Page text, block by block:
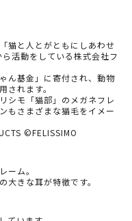
猫と人とがともにしあわせ
活動をしている株式会社フ
ん基金」に寄付され、動物
されます。
シモ「猫部」のメガネフレ
もさまざまな猫毛をイメー
©FELISSIMO
ーム。
大きな耳が特徴です。